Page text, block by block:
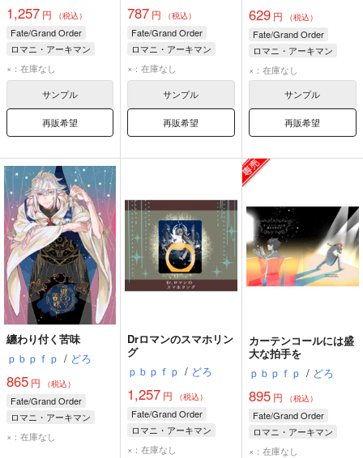
1,257 円 （税込）
Fate/Grand Order
ロマニ・アーキマン
×：在庫なし
サンプル
再販希望
787 円 （税込）
Fate/Grand Order
ロマニ・アーキマン
藤丸立香
×：在庫なし
サンプル
再販希望
629円 （税込）
Fate/Grand Order
ロマニ・アーキマン
マシュ・キリエライト
レフ・ライノール
×：在庫なし
サンプル
再販希望
纏わり付く苦味
ｐｂｐｆｐ / どろ
865 円 （税込）
Fate/Grand Order
ロマニ・アーキマン
マーリン
×：在庫なし
Drロマンのスマホリン
グ
ｐｂｐｆｐ / どろ
1,257 円 （税込）
Fate/Grand Order
ロマニ・アーキマン
×：在庫なし
カーテンコールには盛
大な拍手を
ｐｂｐｆｐ / どろ
895円 （税込）
Fate/Grand Order
ロマニ・アーキマン
藤丸立香
×：在庫なし